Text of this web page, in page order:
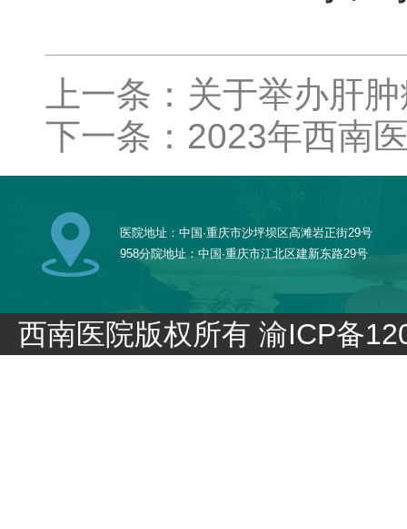
上一条：关于举办肝
下一条：2023年西南
医院地址：中国·重庆市沙坪坝区高滩岩正街29号
958分院地址：中国·重庆市江北区建新东路29号
西南医院版权所有渝ICP备